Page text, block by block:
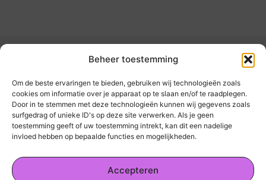
Beheer toestemming
Om de beste ervaringen te bieden, gebruiken wij technologieën zoals
cookies om informatie over je apparaat op te slaan en/of te raadplegen.
Door in te stemmen met deze technologieën kunnen wij gegevens zoals
surfgedrag of unieke ID's op deze site verwerken. Als je geen
toestemming geeft of uw toestemming intrekt, kan dit een nadelige
invloed hebben op bepaalde functies en mogelijkheden.
Accepteren
kickinsite.nl – Echt, eerlijk, alles wat telt.
Een verzameling van blogs en artikelen die
een breed scala aan onderwerpen uit het
dagelijks leven behandelen.